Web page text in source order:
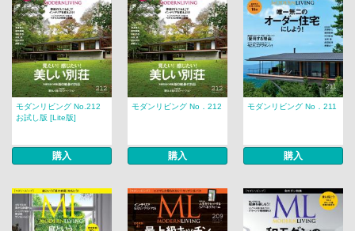
モダンリビング No.212
お試し版 [Lite版]
購入
モダンリビング No．212
購入
モダンリビング No．211
購入